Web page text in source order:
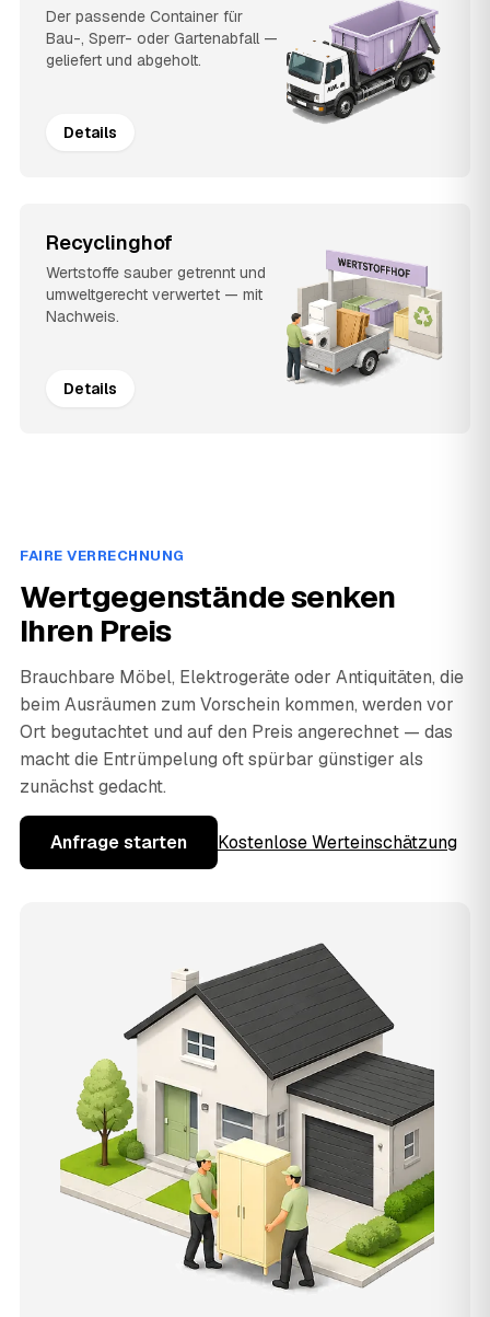
Der passende Container für
Bau-, Sperr- oder Gartenabfall —
geliefert und abgeholt.
Details
Recyclinghof
Wertstoffe sauber getrennt und
umweltgerecht verwertet — mit
Nachweis.
Details
FAIRE VERRECHNUNG
Wertgegenstände senken
Ihren Preis
Brauchbare Möbel, Elektrogeräte oder Antiquitäten, die
beim Ausräumen zum Vorschein kommen, werden vor
Ort begutachtet und auf den Preis angerechnet — das
macht die Entrümpelung oft spürbar günstiger als
zunächst gedacht.
Anfrage starten Kostenlose Werteinschätzung